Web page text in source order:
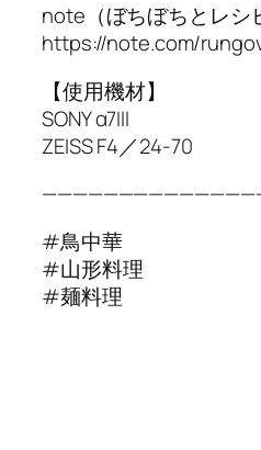
note（ぼちぼちとレシ
https://note.com/
【使用機材】
SONY α7III
ZEISS F4／24-70
#鳥中華
#山形料理
#麺料理